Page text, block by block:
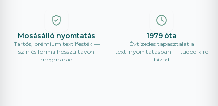
Mosásálló nyomtatás
Tartós, prémium textilfesték —
szín és forma hosszú távon
megmarad
1979 óta
Évtizedes tapasztalat a
textilnyomtatásban — tudod kire
bízod